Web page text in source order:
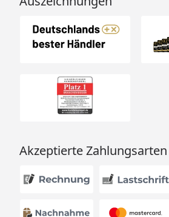
Akzeptierte Zahlungsarten